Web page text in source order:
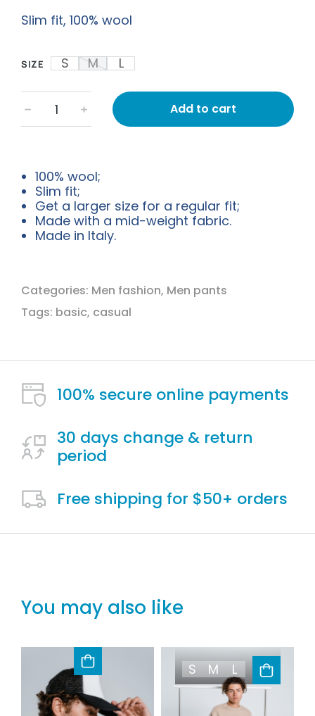
Slim fit, 100% wool
SIZE S M L
﹣ ﹢ Add to cart
100% wool;
Slim fit;
Get a larger size for a regular fit;
Made with a mid-weight fabric.
Made in Italy.
Categories: Men fashion, Men pants
Tags: basic, casual
100% secure online payments
30 days change & return
period
Free shipping for $50+ orders
You may also like
S M L